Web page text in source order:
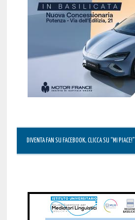
DIVENTA FAN SU FACEBOOK, CLICCA SU “MI PIACE!”